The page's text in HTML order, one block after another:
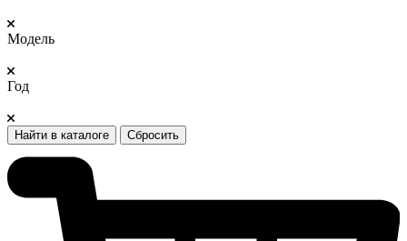
Модель
Год
Найти в каталоге Сбросить